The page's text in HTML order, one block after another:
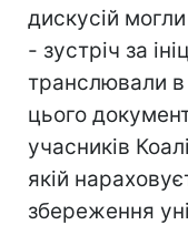
дискусій могли
- зустріч за
транслювали в
цього
учасників
якій
збереження